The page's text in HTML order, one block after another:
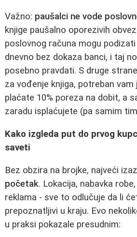
Važno: paušalci ne vode
knjige paušalno oporezivih
poslovnog računa mogu
dnevno bez dokaza banci, i taj
posebno pravdati. S druge
za vođenje knjiga, potreban vam
plaćate 10% poreza na dobit, a
zaradu isplaćujete (pa samim
Kako izgleda put do prvog
saveti
Bez obzira na brojke, najveći
početak. Lokacija, nabavka
reklama - sve to odlučuje da li
prepoznatljivi u kraju. Evo
u praksi pokazale presudnim: